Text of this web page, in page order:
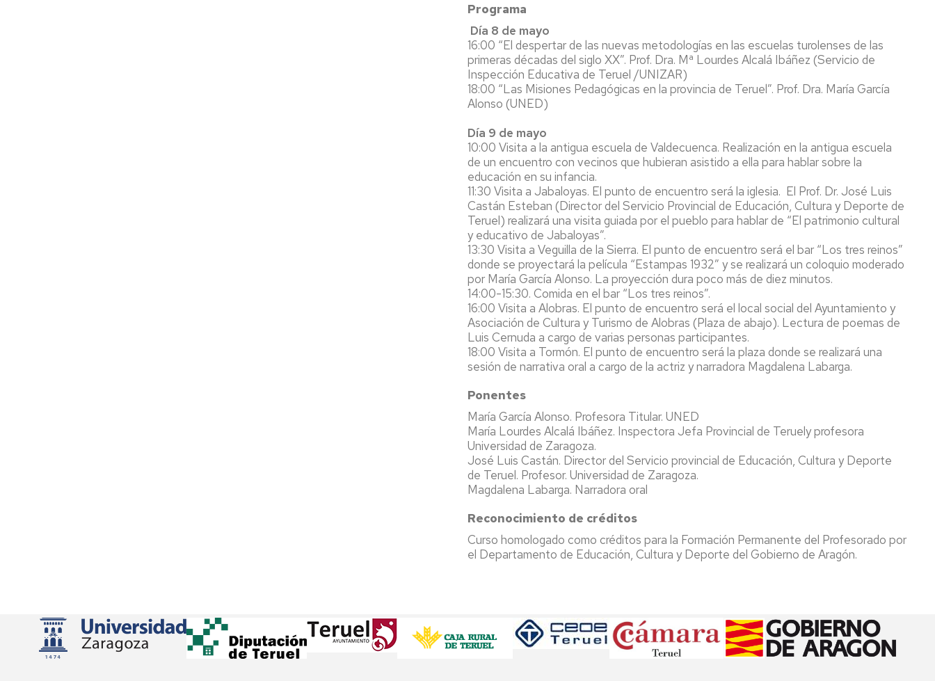
Programa
Día 8 de mayo
16:00 “El despertar de las nuevas metodologías en las escuelas turolenses de las
primeras décadas del siglo XX”. Prof. Dra. Mª Lourdes Alcalá Ibáñez (Servicio de
Inspección Educativa de Teruel /UNIZAR)
18:00 “Las Misiones Pedagógicas en la provincia de Teruel”. Prof. Dra. María García
Alonso (UNED)
Día 9 de mayo
10:00 Visita a la antigua escuela de Valdecuenca. Realización en la antigua escuela
de un encuentro con vecinos que hubieran asistido a ella para hablar sobre la
educación en su infancia.
11:30 Visita a Jabaloyas. El punto de encuentro será la iglesia. El Prof. Dr. José Luis
Castán Esteban (Director del Servicio Provincial de Educación, Cultura y Deporte de
Teruel) realizará una visita guiada por el pueblo para hablar de “El patrimonio cultural
y educativo de Jabaloyas”.
13:30 Visita a Veguilla de la Sierra. El punto de encuentro será el bar “Los tres reinos”
donde se proyectará la película “Estampas 1932” y se realizará un coloquio moderado
por María García Alonso. La proyección dura poco más de diez minutos.
14:00-15:30. Comida en el bar “Los tres reinos”.
16:00 Visita a Alobras. El punto de encuentro será el local social del Ayuntamiento y
Asociación de Cultura y Turismo de Alobras (Plaza de abajo). Lectura de poemas de
Luis Cernuda a cargo de varias personas participantes.
18:00 Visita a Tormón. El punto de encuentro será la plaza donde se realizará una
sesión de narrativa oral a cargo de la actriz y narradora Magdalena Labarga.
Ponentes
María García Alonso. Profesora Titular. UNED
María Lourdes Alcalá Ibáñez. Inspectora Jefa Provincial de Teruely profesora
Universidad de Zaragoza.
José Luis Castán. Director del Servicio provincial de Educación, Cultura y Deporte
de Teruel. Profesor. Universidad de Zaragoza.
Magdalena Labarga. Narradora oral
Reconocimiento de créditos
Curso homologado como créditos para la Formación Permanente del Profesorado por
el Departamento de Educación, Cultura y Deporte del Gobierno de Aragón.